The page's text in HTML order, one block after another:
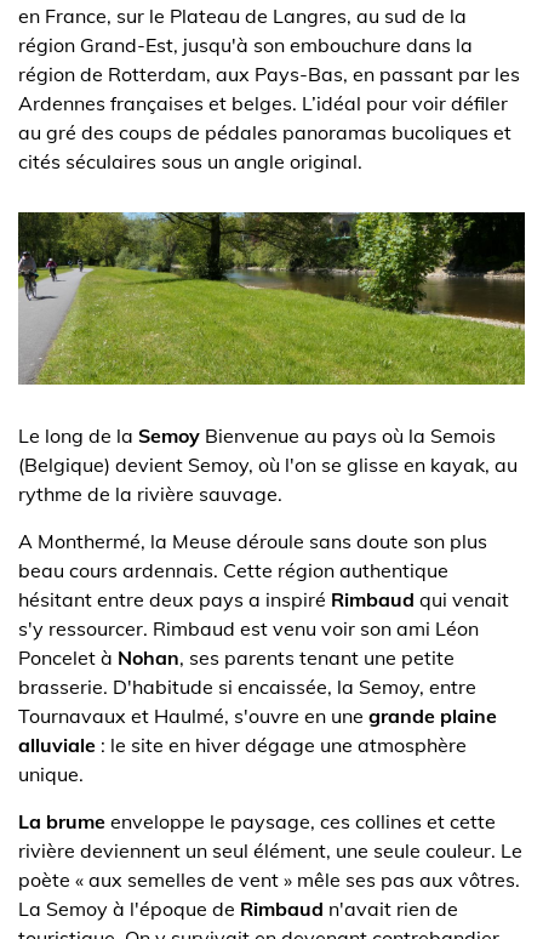
en France, sur le Plateau de Langres, au sud de la
région Grand-Est, jusqu'à son embouchure dans la
région de Rotterdam, aux Pays-Bas, en passant par les
Ardennes françaises et belges. L’idéal pour voir défiler
au gré des coups de pédales panoramas bucoliques et
cités séculaires sous un angle original.
Le long de la Semoy Bienvenue au pays où la Semois
(Belgique) devient Semoy, où l'on se glisse en kayak, au
rythme de la rivière sauvage.
A Monthermé, la Meuse déroule sans doute son plus
beau cours ardennais. Cette région authentique
hésitant entre deux pays a inspiré Rimbaud qui venait
s'y ressourcer. Rimbaud est venu voir son ami Léon
Poncelet à Nohan, ses parents tenant une petite
brasserie. D'habitude si encaissée, la Semoy, entre
Tournavaux et Haulmé, s'ouvre en une grande plaine
alluviale : le site en hiver dégage une atmosphère
unique.
La brume enveloppe le paysage, ces collines et cette
rivière deviennent un seul élément, une seule couleur. Le
poète « aux semelles de vent » mêle ses pas aux vôtres.
La Semoy à l'époque de Rimbaud n'avait rien de